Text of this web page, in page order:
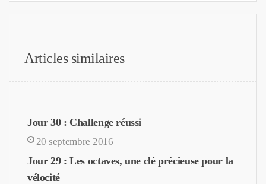
Articles similaires
Jour 30 : Challenge réussi
20 septembre 2016
Jour 29 : Les octaves, une clé précieuse pour la
vélocité